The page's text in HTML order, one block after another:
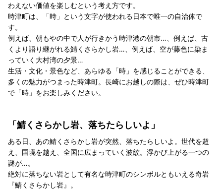
わえない価値を楽しむという考え方です。
時津町は、「時」という文字が使われる日本で唯一の自治体で
す。
例えば、朝もやの中で人が行きかう時津港の朝市…、例えば、古
くより語り継がれる鯖くさらかし岩…、例えば、空が藤色に染ま
っていく大村湾の夕景…
生活・文化・景色など、あらゆる「時」を感じることができる、
多くの魅力がつまった時津町。長崎にお越しの際は、ぜひ時津町
で「時」をお楽しみください。
「鯖くさらかし岩、落ちたらしいよ」
ある日、あの鯖くさらかし岩が突然、落ちたらしいよ。世代を超
え、国境を越え、全国に広まっていく波紋。浮かび上がる一つの
謎が…。
絶対に落ちない岩として有名な時津町のシンボルともいえる奇岩
『鯖くさらかし岩』。